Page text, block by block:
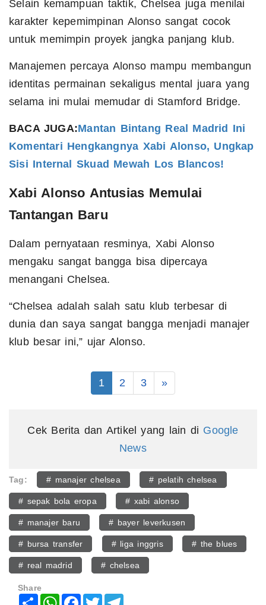
Selain kemampuan taktik, Chelsea juga menilai
karakter kepemimpinan Alonso sangat cocok
untuk memimpin proyek jangka panjang klub.
Manajemen percaya Alonso mampu membangun
identitas permainan sekaligus mental juara yang
selama ini mulai memudar di Stamford Bridge.
BACA JUGA:Mantan Bintang Real Madrid Ini
Komentari Hengkangnya Xabi Alonso, Ungkap
Sisi Internal Skuad Mewah Los Blancos!
Xabi Alonso Antusias Memulai
Tantangan Baru
Dalam pernyataan resminya, Xabi Alonso
mengaku sangat bangga bisa dipercaya
menangani Chelsea.
“Chelsea adalah salah satu klub terbesar di
dunia dan saya sangat bangga menjadi manajer
klub besar ini,” ujar Alonso.
1 2 3 »
Cek Berita dan Artikel yang lain di Google
News
Tag: # manajer chelsea # pelatih chelsea
# sepak bola eropa # xabi alonso
# manajer baru # bayer leverkusen
# bursa transfer # liga inggris # the blues
# real madrid # chelsea
Share
Share WhatsAppFacebook
Twitter